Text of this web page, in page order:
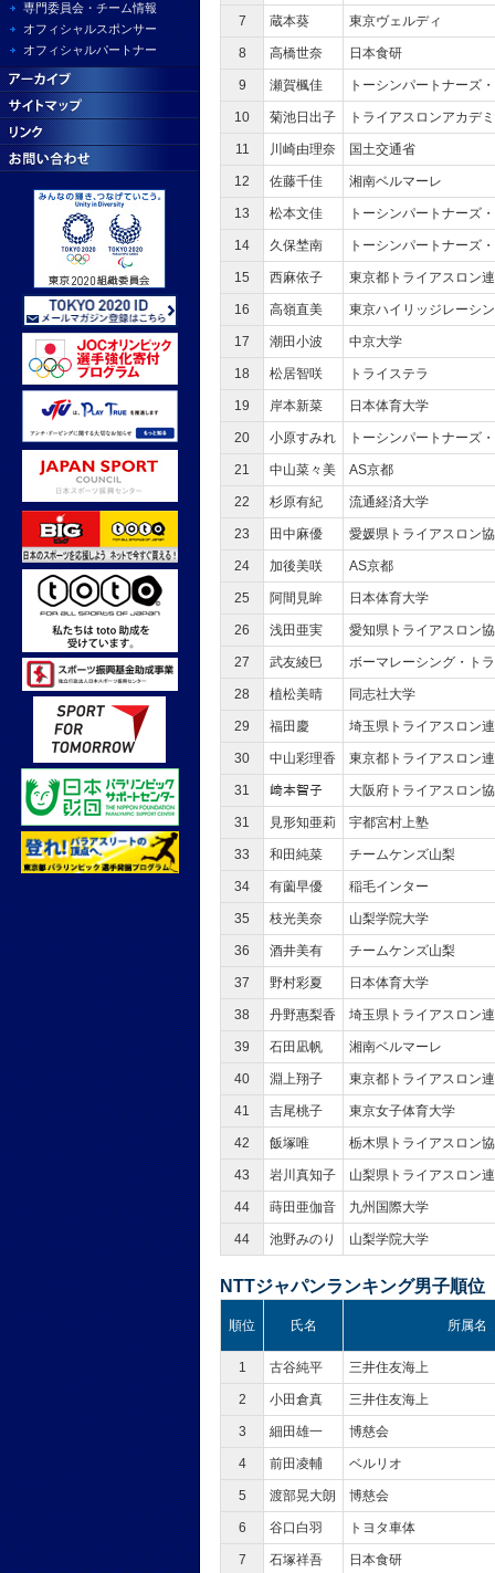
専門委員会・チーム情報
オフィシャルスポンサー
オフィシャルパートナー
7 蔵本葵 東京ヴェルディ
8 高橋世奈 日本食研
9 瀬賀楓佳 トーシンパートナーズ
10 菊池日出子 トライアスロンアカデ
11 川崎由理奈 国土交通省
12 佐藤千佳 湘南ベルマーレ
13 松本文佳 トーシンパートナーズ
14 久保埜南 トーシンパートナーズ
15 西麻依子 東京都トライアスロン
16 高嶺直美 東京ハイリッジレーシ
17 潮田小波 中京大学
18 松居智咲 トライステラ
19 岸本新菜 日本体育大学
20 小原すみれ トーシンパートナーズ
21 中山菜々美 AS京都
22 杉原有紀 流通経済大学
23 田中麻優 愛媛県トライアスロン
24 加後美咲 AS京都
25 阿間見眸 日本体育大学
26 浅田亜実 愛知県トライアスロン
27 武友綾巳 ボーマレーシング・ト
28 植松美晴 同志社大学
29 福田慶 埼玉県トライアスロン
30 中山彩理香 東京都トライアスロン
31 﨑本智子 大阪府トライアスロン
31 見形知亜莉 宇都宮村上塾
33 和田純菜 チームケンズ山梨
34 有薗早優 稲毛インター
35 枝光美奈 山梨学院大学
36 酒井美有 チームケンズ山梨
37 野村彩夏 日本体育大学
38 丹野惠梨香 埼玉県トライアスロン
39 石田凪帆 湘南ベルマーレ
40 淵上翔子 東京都トライアスロン
41 吉尾桃子 東京女子体育大学
42 飯塚唯 栃木県トライアスロン
43 岩川真知子 山梨県トライアスロン
44 蒔田亜伽音 九州国際大学
44 池野みのり 山梨学院大学
NTTジャパンランキング男子順位
順位 氏名 所属名
1 古谷純平 三井住友海上
2 小田倉真 三井住友海上
3 細田雄一 博慈会
4 前田凌輔 ベルリオ
5 渡部晃大朗 博慈会
6 谷口白羽 トヨタ車体
7 石塚祥吾 日本食研